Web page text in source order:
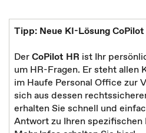
Tipp: Neue KI-Lösung
DerCoPilot HR ist Ihr
um HR-Fragen. Er steht allen
im Haufe Personal Office zur
sich aus dessen
erhalten Sie schnell und
Antwort zu Ihren spezifischen